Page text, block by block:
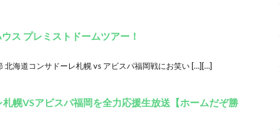
ス プレミストドームツアー！
海道コンサドーレ札幌 vs アビスパ福岡戦にお笑い […][…]
札幌VSアビスパ福岡を全力応援生放送【ホームだぞ勝